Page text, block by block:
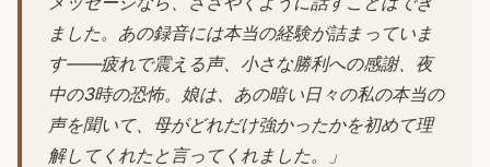
ました。あの録音には本当の経験が詰まっていま
す——疲れで震える声、小さな勝利への感謝、夜
中の3時の恐怖。娘は、あの暗い日々の私の本当の
声を聞いて、母がどれだけ強かったかを初めて理
解してくれたと言ってくれました。」